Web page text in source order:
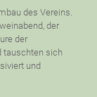
des Vereins.
der
der
tauschten sich
und